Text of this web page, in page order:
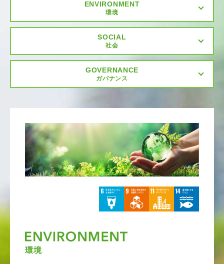
ENVIRONMENT
環境
SOCIAL
社会
GOVERNANCE
ガバナンス
環境